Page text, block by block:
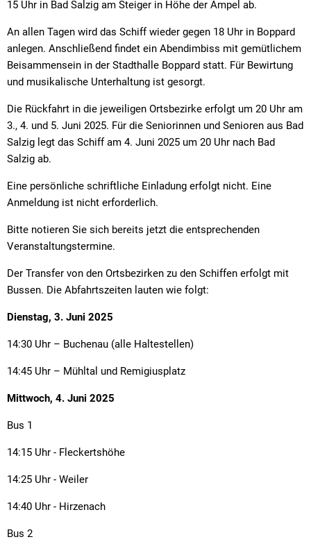
15 Uhr in Bad Salzig am Steiger in Höhe der Ampel ab.
An allen Tagen wird das Schiff wieder gegen 18 Uhr in Boppard
anlegen. Anschließend findet ein Abendimbiss mit gemütlichem
Beisammensein in der Stadthalle Boppard statt. Für Bewirtung
und musikalische Unterhaltung ist gesorgt.
Die Rückfahrt in die jeweiligen Ortsbezirke erfolgt um 20 Uhr am
3., 4. und 5. Juni 2025. Für die Seniorinnen und Senioren aus Bad
Salzig legt das Schiff am 4. Juni 2025 um 20 Uhr nach Bad
Salzig ab.
Eine persönliche schriftliche Einladung erfolgt nicht. Eine
Anmeldung ist nicht erforderlich.
Bitte notieren Sie sich bereits jetzt die entsprechenden
Veranstaltungstermine.
Der Transfer von den Ortsbezirken zu den Schiffen erfolgt mit
Bussen. Die Abfahrtszeiten lauten wie folgt:
Dienstag, 3. Juni 2025
14:30 Uhr – Buchenau (alle Haltestellen)
14:45 Uhr – Mühltal und Remigiusplatz
Mittwoch, 4. Juni 2025
Bus 1
14:15 Uhr - Fleckertshöhe
14:25 Uhr - Weiler
14:40 Uhr - Hirzenach
Bus 2